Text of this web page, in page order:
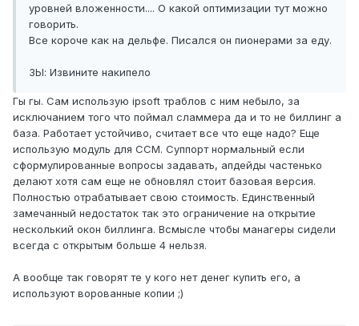
уровней вложенности.... О какой оптимизации тут можно
говорить.
Все короче как на дельфе. Писался он пионерами за еду.
ЗЫ: Извините накипело
Гы гы. Сам использую ipsoft траблов с ним небыло, за
исключанием того что поймал сламмера да и то не биллинг а
база. Работает устойчиво, считает все что еще надо? Еще
использую модуль для CCM. Суппорт нормальный если
сформулированные вопросы задавать, апдейды частенько
делают хотя сам еще не обновлял стоит базовая версия.
Полностью отрабатывает свою стоимость. Единственный
замечанный недостаток так это ограничение на открытие
несколький окон биллинга. Всмысле чтобы манагеры сидели
всегда с открытым больше 4 нельзя.
А вообще так говорят те у кого нет денег купить его, а
используют ворованные копии ;)